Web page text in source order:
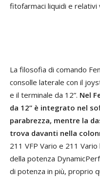
fitofarmaci liquidi e relativi
La filosofia di comando
consolle laterale con il
e il terminale da 12”. Nel
da 12” è integrato nel
parabrezza, mentre la
trova davanti nella
211 VFP Vario e 211
della potenza
di potenza in più, proprio